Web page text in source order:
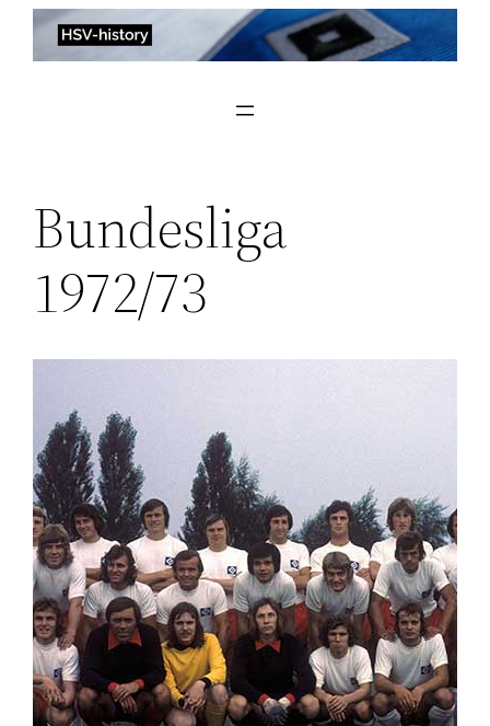
Zum
Inhalt
Bundesliga
1972/73